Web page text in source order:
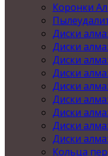
Коронки
Диски
Диски
Диски
Диски
Диски
Диски
Диски
Диски
Диски
Кольца